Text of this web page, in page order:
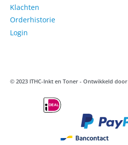
Klachten
Orderhistorie
Login
© 2023 ITHC-Inkt en Toner - Ontwikkeld door